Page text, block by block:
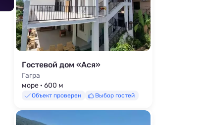
Гостевой дом «Ася»
Гагра
море · 600 м
Объект проверен Выбор гостей